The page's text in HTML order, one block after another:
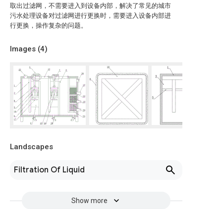
取出过滤网，不需要进入到设备内部，解决了常见的城市
污水处理设备对过滤网进行更换时，需要进入设备内部进
行更换，操作复杂的问题。
Images (4)
Landscapes
Filtration Of Liquid
Show more